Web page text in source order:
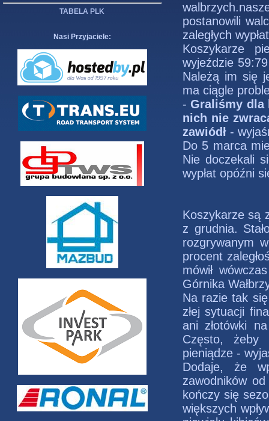
TABELA PLK
Nasi Przyjaciele:
postanowili
zaległych
Koszykarze
wyjeździe
Należą im się
ma ciągle
-Graliśmy dla
nich nie
zawiódł -
Do 5 marca
Nie doczekali
wypłat opóźni
Koszykarze są
z grudnia.
rozgrywanym
procent
mówił
Górnika
Na razie tak
złej sytuacji
ani złotówki
Często, żeby
pieniądze -
Dodaje, że
zawodników
kończy się
większych